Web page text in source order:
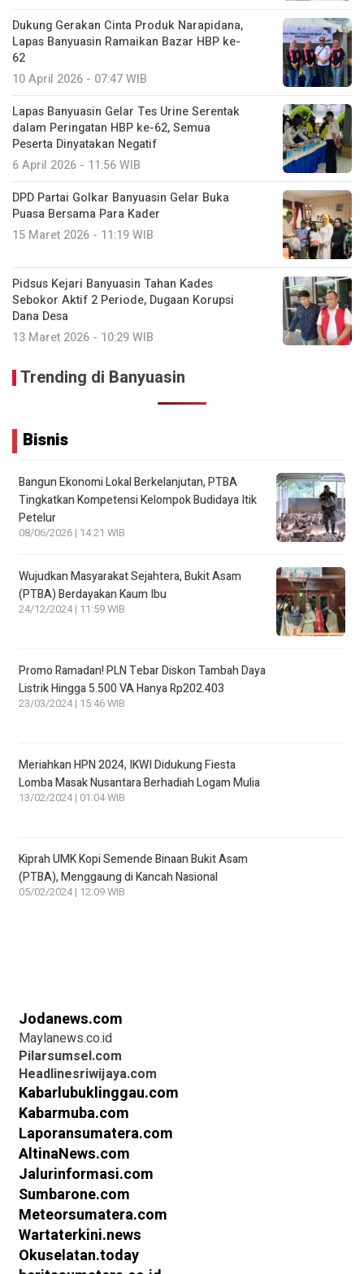
Dukung Gerakan Cinta Produk Narapidana,
Lapas Banyuasin Ramaikan Bazar HBP ke-
62
10 April 2026 - 07:47 WIB
Lapas Banyuasin Gelar Tes Urine Serentak
dalam Peringatan HBP ke-62, Semua
Peserta Dinyatakan Negatif
6 April 2026 - 11:56 WIB
DPD Partai Golkar Banyuasin Gelar Buka
Puasa Bersama Para Kader
15 Maret 2026 - 11:19 WIB
Pidsus Kejari Banyuasin Tahan Kades
Sebokor Aktif 2 Periode, Dugaan Korupsi
Dana Desa
13 Maret 2026 - 10:29 WIB
Trending di Banyuasin
Bisnis
Bangun Ekonomi Lokal Berkelanjutan, PTBA
Tingkatkan Kompetensi Kelompok Budidaya Itik
Petelur
08/06/2026 | 14:21 WIB
Wujudkan Masyarakat Sejahtera, Bukit Asam
(PTBA) Berdayakan Kaum Ibu
24/12/2024 | 11:59 WIB
Promo Ramadan! PLN Tebar Diskon Tambah Daya
Listrik Hingga 5.500 VA Hanya Rp202.403
23/03/2024 | 15:46 WIB
Meriahkan HPN 2024, IKWI Didukung Fiesta
Lomba Masak Nusantara Berhadiah Logam Mulia
13/02/2024 | 01:04 WIB
Kiprah UMK Kopi Semende Binaan Bukit Asam
(PTBA), Menggaung di Kancah Nasional
05/02/2024 | 12:09 WIB
Jodanews.com
Maylanews.co.id
Pilarsumsel.com
Headlinesriwijaya.com
Kabarlubuklinggau.com
Kabarmuba.com
Laporansumatera.com
AltinaNews.com
Jalurinformasi.com
Sumbarone.com
Meteorsumatera.com
Wartaterkini.news
Okuselatan.today